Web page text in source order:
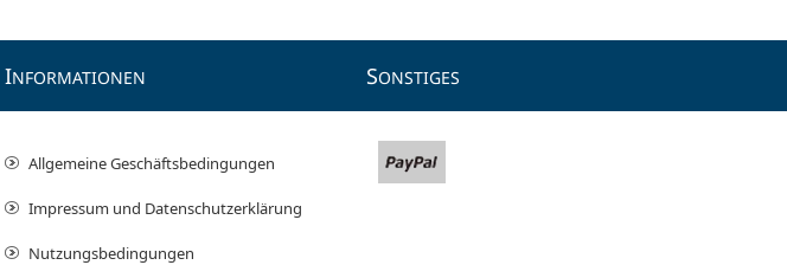
INFORMATIONEN
Allgemeine Geschäftsbedingungen
Impressum und Datenschutzerklärung
Nutzungsbedingungen
SONSTIGES